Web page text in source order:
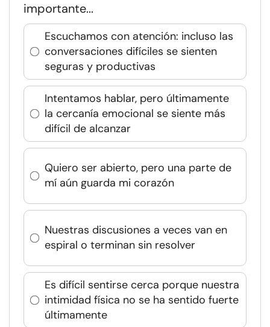
importante...
Escuchamos con atención: incluso las
conversaciones difíciles se sienten
seguras y productivas
Intentamos hablar, pero últimamente
la cercanía emocional se siente más
difícil de alcanzar
Quiero ser abierto, pero una parte de
mí aún guarda mi corazón
Nuestras discusiones a veces van en
espiral o terminan sin resolver
Es difícil sentirse cerca porque nuestra
intimidad física no se ha sentido fuerte
últimamente